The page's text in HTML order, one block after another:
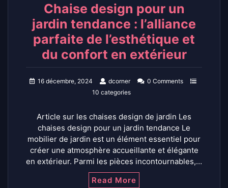
Chaise design pour un
jardin tendance : l’alliance
parfaite de l’esthétique et
du confort en extérieur
16 décembre, 2024 dcorner
0 Comments
10 categories
Article sur les chaises design de jardin Les
chaises design pour un jardin tendance Le
mobilier de jardin est un élément essentiel pour
créer une atmosphère accueillante et élégante
en extérieur. Parmi les pièces incontournables,…
Read More